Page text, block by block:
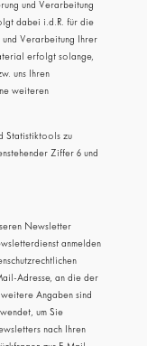
und Verarbeitung
dabei i.d.R. für die
Verarbeitung Ihrer
erfolgt solange,
uns Ihren
weiteren
Statistiktools zu
Ziffer 6 und
Newsletter
anmelden
Adresse, an die der
Angaben sind
um Sie
nach Ihren